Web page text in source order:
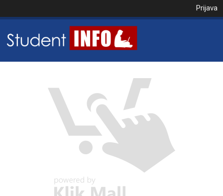
Prijava
VAŠA KOŠARICA JE